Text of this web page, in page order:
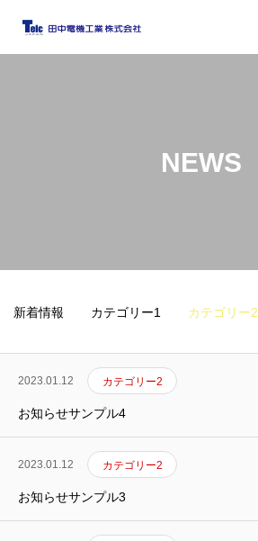
NEWS
新着情報 カテゴリー1 カテゴリー2
2023.01.12 カテゴリー2
お知らせサンプル4
2023.01.12 カテゴリー2
お知らせサンプル3